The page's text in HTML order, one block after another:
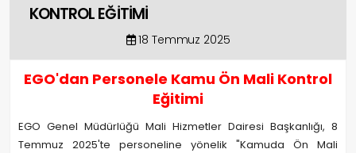
KONTROL EĞİTİMİ
18 Temmuz 2025
EGO'dan Personele Kamu Ön Mali Kontrol
Eğitimi
EGO Genel Müdürlüğü Mali Hizmetler Dairesi Başkanlığı, 8
Temmuz 2025'te personeline yönelik "Kamuda Ön Mali